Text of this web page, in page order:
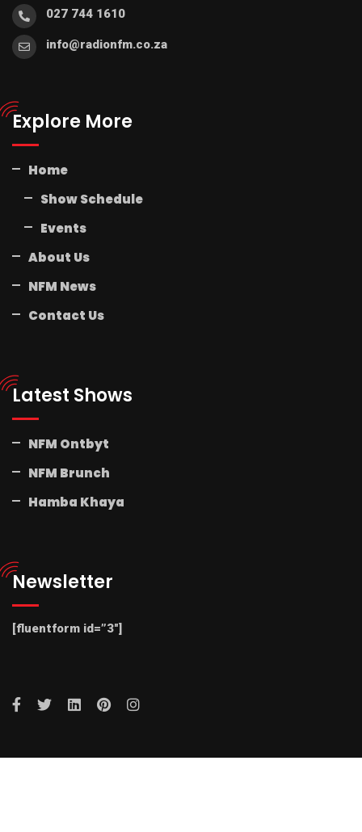
027 744 1610
info@radionfm.co.za
Explore More
Home
Show Schedule
Events
About Us
NFM News
Contact Us
Latest Shows
NFM Ontbyt
NFM Brunch
Hamba Khaya
Newsletter
[fluentform id=”3″]